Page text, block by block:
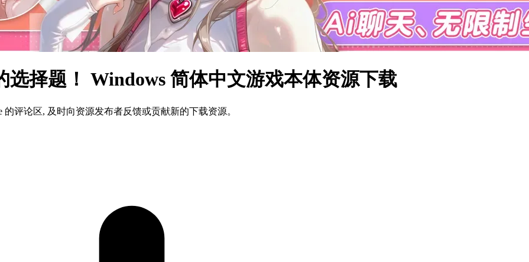
选择题！ Windows 简体中文游戏本体资源下载
评论区, 及时向资源发布者反馈或贡献新的下载资源。